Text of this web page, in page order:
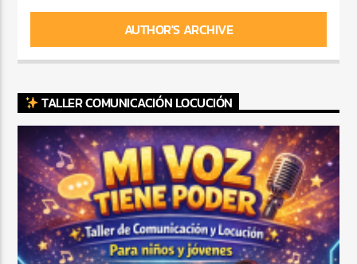
AUTHOR'S ARCHIVE
TALLER COMUNICACIÓN LOCUCIÓN